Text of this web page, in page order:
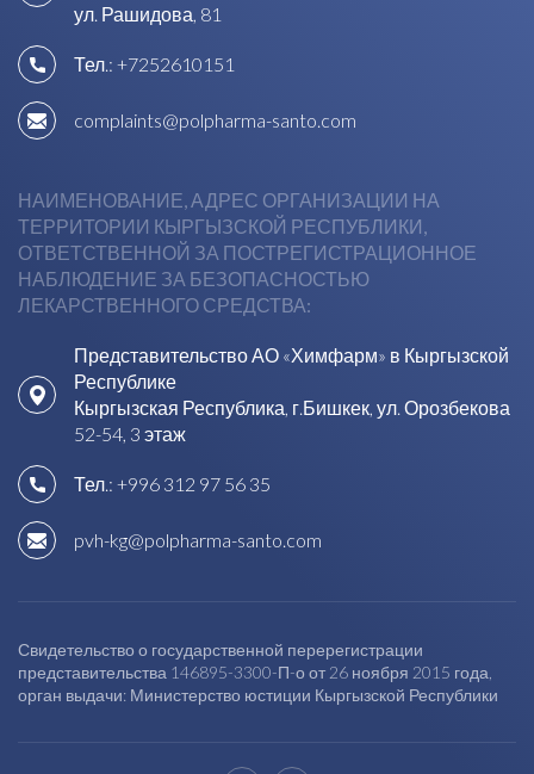
ул. Рашидова, 81
Тел.: +7252610151
complaints@polpharma-santo.com
НАИМЕНОВАНИЕ, АДРЕС ОРГАНИЗАЦИИ НА
ТЕРРИТОРИИ КЫРГЫЗСКОЙ РЕСПУБЛИКИ,
ОТВЕТСТВЕННОЙ ЗА ПОСТРЕГИСТРАЦИОННОЕ
НАБЛЮДЕНИЕ ЗА БЕЗОПАСНОСТЬЮ
ЛЕКАРСТВЕННОГО СРЕДСТВА:
Представительство АО «Химфарм» в Кыргызской
Республике
Кыргызская Республика, г.Бишкек, ул. Орозбекова
52-54, 3 этаж
Тел.: +996 312 97 56 35
pvh-kg@polpharma-santo.com
Свидетельство о государственной перерегистрации
представительства 146895-3300-П-о от 26 ноября 2015 года,
орган выдачи: Министерство юстиции Кыргызской Республики